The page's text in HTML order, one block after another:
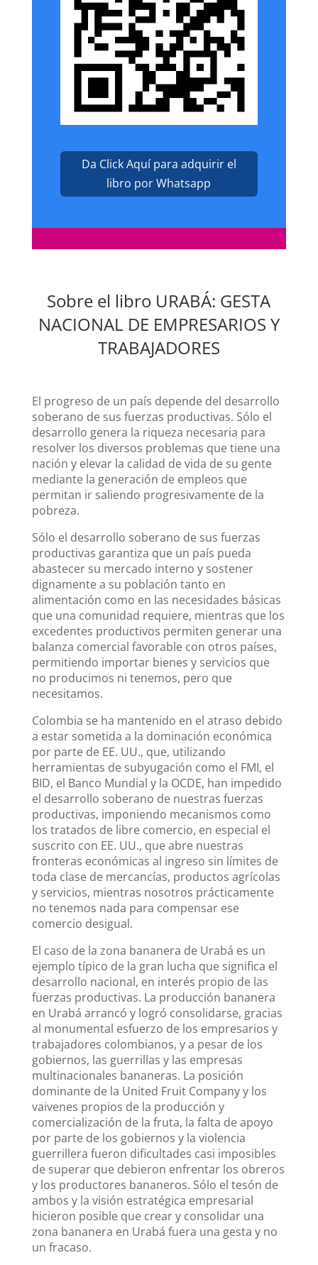
Da Click Aquí para adquirir el
libro por Whatsapp
Sobre el libro URABÁ: GESTA
NACIONAL DE EMPRESARIOS Y
TRABAJADORES
El progreso de un país depende del desarrollo
soberano de sus fuerzas productivas. Sólo el
desarrollo genera la riqueza necesaria para
resolver los diversos problemas que tiene una
nación y elevar la calidad de vida de su gente
mediante la generación de empleos que
permitan ir saliendo progresivamente de la
pobreza.
Sólo el desarrollo soberano de sus fuerzas
productivas garantiza que un país pueda
abastecer su mercado interno y sostener
dignamente a su población tanto en
alimentación como en las necesidades básicas
que una comunidad requiere, mientras que los
excedentes productivos permiten generar una
balanza comercial favorable con otros países,
permitiendo importar bienes y servicios que
no producimos ni tenemos, pero que
necesitamos.
Colombia se ha mantenido en el atraso debido
a estar sometida a la dominación económica
por parte de EE. UU., que, utilizando
herramientas de subyugación como el FMI, el
BID, el Banco Mundial y la OCDE, han impedido
el desarrollo soberano de nuestras fuerzas
productivas, imponiendo mecanismos como
los tratados de libre comercio, en especial el
suscrito con EE. UU., que abre nuestras
fronteras económicas al ingreso sin límites de
toda clase de mercancías, productos agrícolas
y servicios, mientras nosotros prácticamente
no tenemos nada para compensar ese
comercio desigual.
El caso de la zona bananera de Urabá es un
ejemplo típico de la gran lucha que significa el
desarrollo nacional, en interés propio de las
fuerzas productivas. La producción bananera
en Urabá arrancó y logró consolidarse, gracias
al monumental esfuerzo de los empresarios y
trabajadores colombianos, y a pesar de los
gobiernos, las guerrillas y las empresas
multinacionales bananeras. La posición
dominante de la United Fruit Company y los
vaivenes propios de la producción y
comercialización de la fruta, la falta de apoyo
por parte de los gobiernos y la violencia
guerrillera fueron dificultades casi imposibles
de superar que debieron enfrentar los obreros
y los productores bananeros. Sólo el tesón de
ambos y la visión estratégica empresarial
hicieron posible que crear y consolidar una
zona bananera en Urabá fuera una gesta y no
un fracaso.